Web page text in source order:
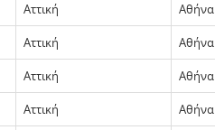
Αττική Αθήνα
Αττική Αθήνα
Αττική Αθήνα
Αττική Αθήνα